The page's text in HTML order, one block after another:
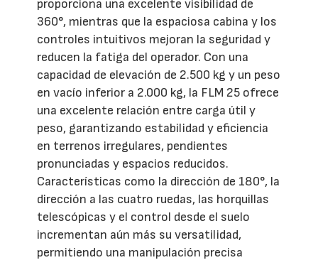
proporciona una excelente visibilidad de
360°, mientras que la espaciosa cabina y los
controles intuitivos mejoran la seguridad y
reducen la fatiga del operador. Con una
capacidad de elevación de 2.500 kg y un peso
en vacío inferior a 2.000 kg, la FLM 25 ofrece
una excelente relación entre carga útil y
peso, garantizando estabilidad y eficiencia
en terrenos irregulares, pendientes
pronunciadas y espacios reducidos.
Características como la dirección de 180°, la
dirección a las cuatro ruedas, las horquillas
telescópicas y el control desde el suelo
incrementan aún más su versatilidad,
permitiendo una manipulación precisa